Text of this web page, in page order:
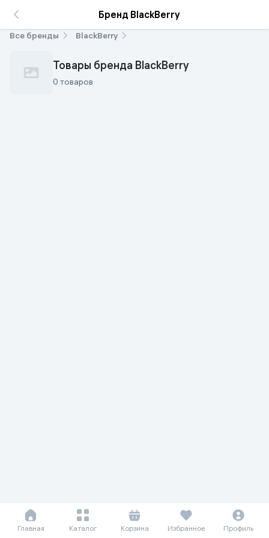
Бренд BlackBerry
Все бренды BlackBerry
Товары бренда BlackBerry
0 товаров
Главная Каталог Корзина Избранное Профиль